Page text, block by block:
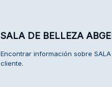
SALA DE BELLEZA
Encontrar información sobre SALA
cliente.